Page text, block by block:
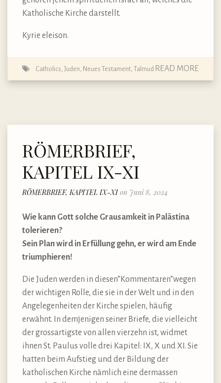
Katholische Kirche darstellt.
Kyrie eleison.
Catholics Juden Neues Testament Talmud READ MORE
RÖMERBRIEF,
KAPITEL IX-XI
RÖMERBRIEF, KAPITEL IX-XIon Juni 8, 2024
Wie kann Gott solche Grausamkeit in Palästina
tolerieren?
Sein Plan wird in Erfüllung gehn, er wird am Ende
triumphieren!
Die Juden werden in diesen”Kommentaren”wegen
der wichtigen Rolle, die sie in der Welt und in den
Angelegenheiten der Kirche spielen, häufig
erwähnt. In demjenigen seiner Briefe, die vielleicht
der grossartigste von allen vierzehn ist, widmet
ihnen St. Paulus volle drei Kapitel: IX, X und XI. Sie
hatten beim Aufstieg und der Bildung der
katholischen Kirche nämlich eine dermassen